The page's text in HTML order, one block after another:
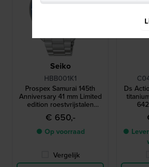
Seiko
HBB001K1
Prospex Samurai 145th
Anniversary 41 mm Limited
edition roestvrijstalen
automatisch duikershorloge
€ 650,-
● Op voorraad
Vergelijk
Ds
●